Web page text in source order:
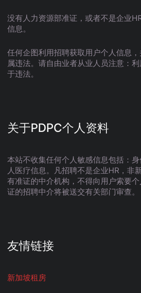
没有人力资源部准证，或者不是企业
信息。
任何企图利用招聘获取用户个人信息
属违法。请自由业者从业人员注意：
于违法。
关于PDPC个人资料
本站不收集任何个人敏感信息包括：
人医疗信息。凡招聘不是企业HR，非
有准证的中介机构，不得向用户索要
证的招聘中介将被送交有关部门审查。
友情链接
新加坡租房